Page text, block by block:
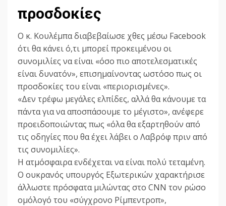
προσδοκίες
Ο κ. Κουλέμπα διαβεβαίωσε χθες μέσω Facebook
ότι θα κάνει ό,τι μπορεί προκειμένου οι
συνομιλίες να είναι «όσο πιο αποτελεσματικές
είναι δυνατόν», επισημαίνοντας ωστόσο πως οι
προσδοκίες του είναι «περιορισμένες».
«Δεν τρέφω μεγάλες ελπίδες, αλλά θα κάνουμε τα
πάντα για να αποσπάσουμε το μέγιστο», ανέφερε
προειδοποιώντας πως «όλα θα εξαρτηθούν από
τις οδηγίες που θα έχει λάβει ο Λαβρόφ πριν από
τις συνομιλίες».
Η ατμόσφαιρα ενδέχεται να είναι πολύ τεταμένη.
Ο ουκρανός υπουργός Εξωτερικών χαρακτήρισε
άλλωστε πρόσφατα μιλώντας στο CNN τον ρώσο
ομόλογό του «σύγχρονο Ρίμπεντροπ»,